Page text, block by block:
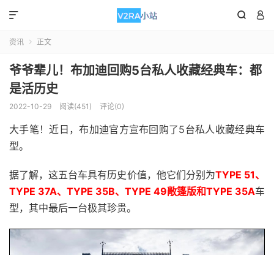
 

资讯  正文
爷爷辈儿！布加迪回购5台私人收藏经典车：都
是活历史
2022-10-29 阅读(451) 评论(0)
大手笔！近日，布加迪官方宣布回购了5台私人收藏经典车
型。
据了解，这五台车具有历史价值，他它们分别为TYPE 51、
TYPE 37A、TYPE 35B、TYPE 49敞篷版和TYPE 35A车
型，其中最后一台极其珍贵。